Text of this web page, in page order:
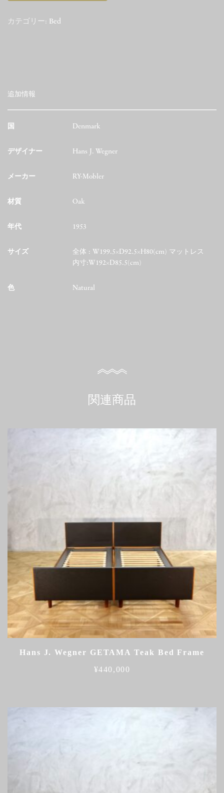
カテゴリー: Bed
追加情報
国 Denmark
デザイナー Hans J. Wegner
メーカー RY-Mobler
材質 Oak
年代 1953
サイズ
全体 : W199.5×D92.5×H80(cm) マットレス
内寸:W192×D85.5(cm)
色 Natural
関連商品
Hans J. Wegner GETAMA Teak Bed Frame
¥440,000